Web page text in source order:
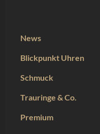
News
Blickpunkt Uhren
Schmuck
Trauringe & Co.
Premium